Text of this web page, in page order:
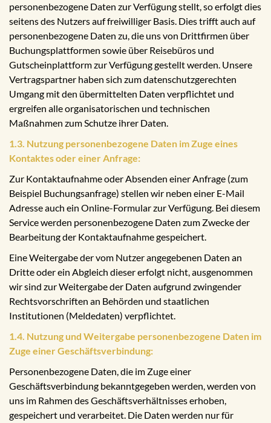
personenbezogene Daten zur Verfügung stellt, so erfolgt dies
seitens des Nutzers auf freiwilliger Basis. Dies trifft auch auf
personenbezogene Daten zu, die uns von Drittfirmen über
Buchungsplattformen sowie über Reisebüros und
Gutscheinplattform zur Verfügung gestellt werden. Unsere
Vertragspartner haben sich zum datenschutzgerechten
Umgang mit den übermittelten Daten verpflichtet und
ergreifen alle organisatorischen und technischen
Maßnahmen zum Schutze ihrer Daten.
1.3. Nutzung personenbezogene Daten im Zuge eines
Kontaktes oder einer Anfrage:
Zur Kontaktaufnahme oder Absenden einer Anfrage (zum
Beispiel Buchungsanfrage) stellen wir neben einer E-Mail
Adresse auch ein Online-Formular zur Verfügung. Bei diesem
Service werden personenbezogene Daten zum Zwecke der
Bearbeitung der Kontaktaufnahme gespeichert.
Eine Weitergabe der vom Nutzer angegebenen Daten an
Dritte oder ein Abgleich dieser erfolgt nicht, ausgenommen
wir sind zur Weitergabe der Daten aufgrund zwingender
Rechtsvorschriften an Behörden und staatlichen
Institutionen (Meldedaten) verpflichtet.
1.4. Nutzung und Weitergabe personenbezogene Daten im
Zuge einer Geschäftsverbindung:
Personenbezogene Daten, die im Zuge einer
Geschäftsverbindung bekanntgegeben werden, werden von
uns im Rahmen des Geschäftsverhältnisses erhoben,
gespeichert und verarbeitet. Die Daten werden nur für